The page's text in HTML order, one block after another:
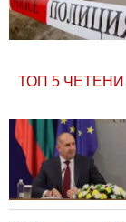
ТОП 5 ЧЕТЕНИ